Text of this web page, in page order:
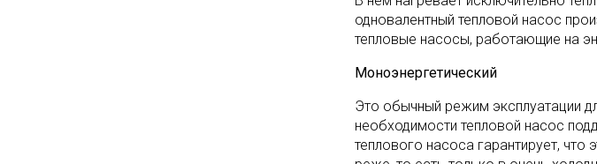
одновалентный тепловой насос
тепловые насосы, работающие на
Моноэнергетический
Это обычный режим эксплуатации
необходимости тепловой насос
теплового насоса гарантирует,